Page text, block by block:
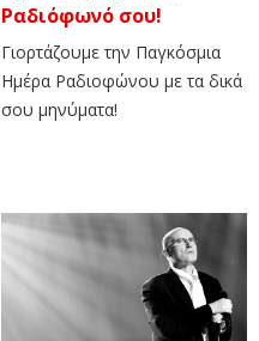
Ραδιόφωνό σου!
Γιορτάζουμε την Παγκόσμια
Ημέρα Ραδιοφώνου με τα δικά
σου μηνύματα!